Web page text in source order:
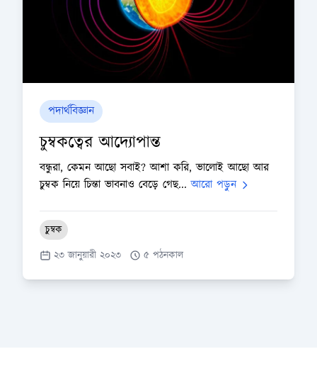
পদার্থবিজ্ঞান
চুম্বকত্বের আদ্যোপান্ত
বন্ধুরা, কেমন আছো সবাই? আশা করি, ভালোই আছো আর
চুম্বক নিয়ে চিন্তা ভাবনাও বেড়ে গেছ...আরো পড়ুন
চুম্বক
২৩ জানুয়ারী ২০২৩
৫ পঠনকাল